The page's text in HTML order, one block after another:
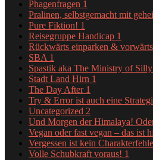
Phagenfragen 1
Pralinen, selbstgemacht mit
Pure Fiktion! 1
Reisegruppe Handicap 1
Rückwärts einparken &
SBA 1
Spastik aka The Ministry of
Stadt Land Hirn 1
The Day After 1
Try & Error ist auch eine
Uncategorized 2
Und Morgen der Himalaya!
Vegan oder fast vegan – das ist
Vergessen ist kein
Volle Schubkraft voraus! 1